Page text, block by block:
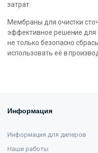
затрат.
Мембраны для очистки
эффективное решение для
не только безопасно
использовать её в
Информация
Информация для дилеров
Наши работы